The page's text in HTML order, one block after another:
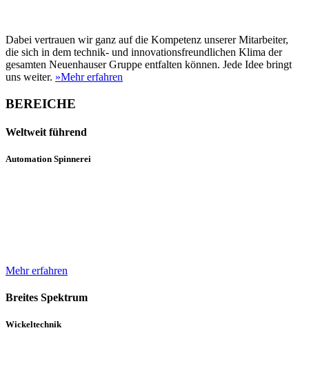
Dabei vertrauen wir ganz auf die Kompetenz unserer Mitarbeiter,
die sich in dem technik- und innovationsfreundlichen Klima der
gesamten Neuenhauser Gruppe entfalten können. Jede Idee bringt
uns weiter. »Mehr erfahren
BEREICHE
Weltweit führend
Automation Spinnerei
Mehr erfahren
Breites Spektrum
Wickeltechnik